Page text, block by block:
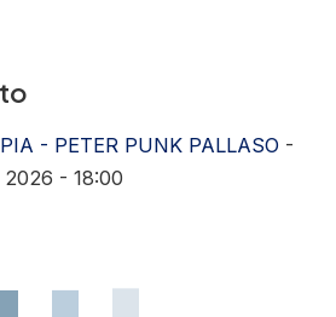
- PETER PUNK PALLASO -
- 18:00